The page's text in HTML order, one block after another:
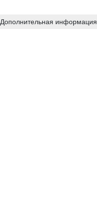
Дополнительная информация.